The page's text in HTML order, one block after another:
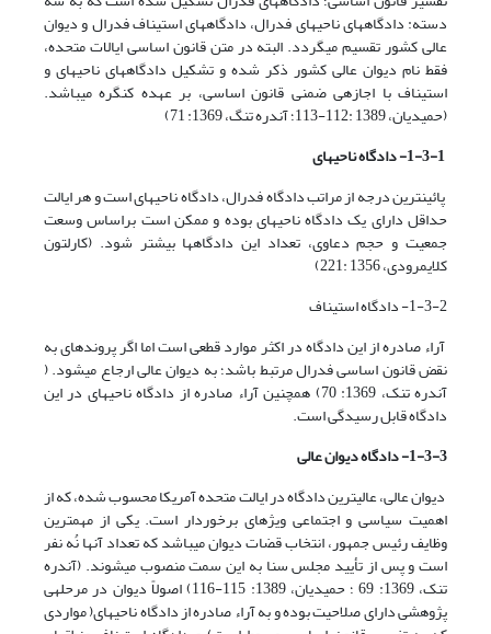
دسته: دادگاه­های ناحیه­ای فدرال، دادگاه­های استیناف فدرال و دیوان
عالی کشور تقسیم می­گردد. البته در متن قانون اساسی ایالات متحده،
فقط نام دیوان عالی کشور ذکر شده و تشکیل دادگاه­های ناحیه­ای و
استیناف با اجازه­ی ضمنی قانون اساسی، بر عهده کنگره می­باشد.
(حمیدیان، 1389 :112-113؛ آندره تنگ، 1369: 71)
پائین­ترین درجه از مراتب دادگاه فدرال، دادگاه ناحیه­ای است و هر ایالت
حداقل دارای یک دادگاه ناحیه­ای بوده و ممکن است براساس وسعت
جمعیت و حجم دعاوی، تعداد این دادگاه­ها بیشتر شود. (کارلتون
کلایمرودی، 1356 :221)
1-3-2- دادگاه استیناف
آراء صادره از این دادگاه در اکثر موارد قطعی است اما اگر پرونده­ای به
نقض قانون اساسی فدرال مرتبط باشد؛ به دیوان عالی ارجاع می­شود. (
آندره تنک، 1369: 70) همچنین آراء صادره از دادگاه ناحیه­ای در این
دادگاه قابل رسیدگی است.
1-3-3- دادگاه دیوان عالی
دیوان عالی، عالی­ترین دادگاه در ایالت متحده آمریکا محسوب شده، که از
اهمیت سیاسی و اجتماعی ویژه­ای برخوردار است. یکی از مهم­ترین
وظایف رئیس جمهور، انتخاب قضات دیوان می­باشد که تعداد آن­ها نُه نفر
است و پس از تأیید مجلس سنا به این سمت منصوب می­شوند. (آندره
تنک، 1369: 69 ؛ حمیدیان، 1389: 115-116) اصولاً دیوان در مرحله­ی
پژوهشی دارای صلاحیت بوده و به آراء صادره از دادگاه ناحیه­ای( مواردی